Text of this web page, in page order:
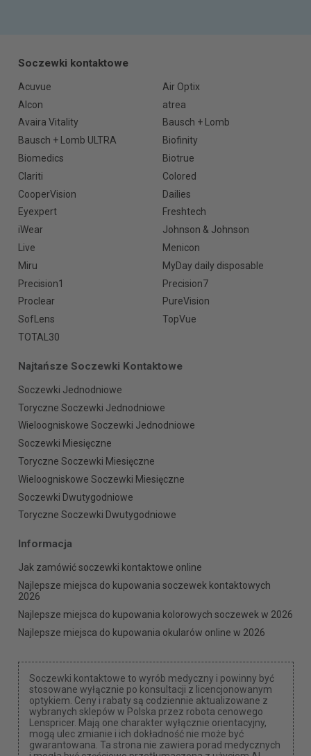
Soczewki kontaktowe
Acuvue
Air Optix
Alcon
atrea
Avaira Vitality
Bausch + Lomb
Bausch + Lomb ULTRA
Biofinity
Biomedics
Biotrue
Clariti
Colored
CooperVision
Dailies
Eyexpert
Freshtech
iWear
Johnson & Johnson
Live
Menicon
Miru
MyDay daily disposable
Precision1
Precision7
Proclear
PureVision
SofLens
TopVue
TOTAL30
Najtańsze Soczewki Kontaktowe
Soczewki Jednodniowe
Toryczne Soczewki Jednodniowe
Wieloogniskowe Soczewki Jednodniowe
Soczewki Miesięczne
Toryczne Soczewki Miesięczne
Wieloogniskowe Soczewki Miesięczne
Soczewki Dwutygodniowe
Toryczne Soczewki Dwutygodniowe
Informacja
Jak zamówić soczewki kontaktowe online
Najlepsze miejsca do kupowania soczewek kontaktowych
2026
Najlepsze miejsca do kupowania kolorowych soczewek w 2026
Najlepsze miejsca do kupowania okularów online w 2026
Soczewki kontaktowe to wyrób medyczny i powinny być
stosowane wyłącznie po konsultacji z licencjonowanym
optykiem. Ceny i rabaty są codziennie aktualizowane z
wybranych sklepów w Polska przez robota cenowego
Lenspricer. Mają one charakter wyłącznie orientacyjny,
mogą ulec zmianie i ich dokładność nie może być
gwarantowana. Ta strona nie zawiera porad medycznych